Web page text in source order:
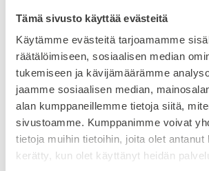
Tämä sivusto käyttää evästeitä
Käytämme evästeitä tarjoamamme
räätälöimiseen, sosiaalisen median
tukemiseen ja kävijämäärämme
jaamme sosiaalisen median,
alan kumppaneillemme tietoja siitä,
sivustoamme. Kumppanimme voivat
tietoja muihin tietoihin, joita olet antanut
kerätty, kun olet käyttänyt heidän
Tuotenumero093T501001612R
Osasto
Kierrelevyt profiilin päähän
MATERIAALI
MYYNTIERÄ
1